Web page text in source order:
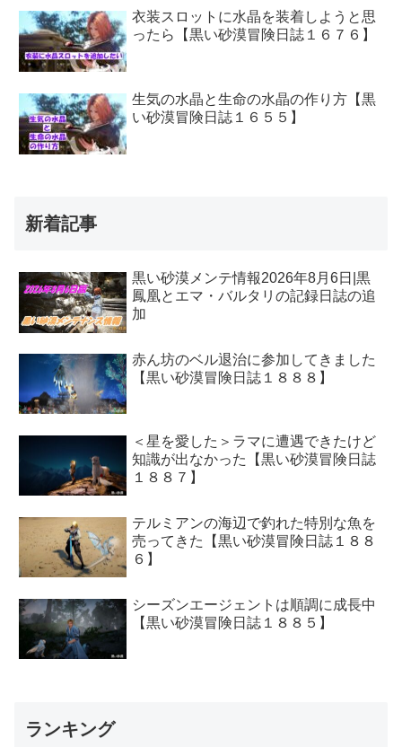
衣装スロットに水晶を装着しようと思
ったら【黒い砂漠冒険日誌１６７６】
生気の水晶と生命の水晶の作り方【黒
い砂漠冒険日誌１６５５】
新着記事
黒い砂漠メンテ情報2026年8月6日|黒
鳳凰とエマ・バルタリの記録日誌の追
加
赤ん坊のベル退治に参加してきました
【黒い砂漠冒険日誌１８８８】
＜星を愛した＞ラマに遭遇できたけど
知識が出なかった【黒い砂漠冒険日誌
１８８７】
テルミアンの海辺で釣れた特別な魚を
売ってきた【黒い砂漠冒険日誌１８８
６】
シーズンエージェントは順調に成長中
【黒い砂漠冒険日誌１８８５】
ランキング